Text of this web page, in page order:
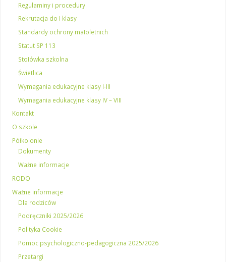
Regulaminy i procedury
Rekrutacja do I klasy
Standardy ochrony małoletnich
Statut SP 113
Stołówka szkolna
Świetlica
Wymagania edukacyjne klasy I-III
Wymagania edukacyjne klasy IV – VIII
Kontakt
O szkole
Półkolonie
Dokumenty
Ważne informacje
RODO
Ważne informacje
Dla rodziców
Podręczniki 2025/2026
Polityka Cookie
Pomoc psychologiczno-pedagogiczna 2025/2026
Przetargi